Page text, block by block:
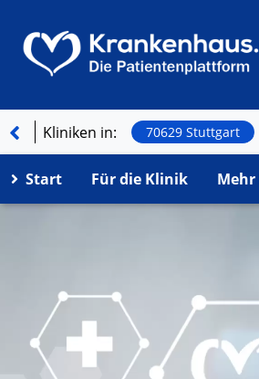
Kliniken in: 70629 Stuttgart
Start Für die Klinik